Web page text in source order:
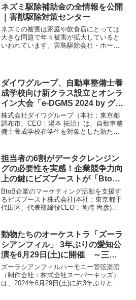
は、2024年4月26日(金)にサマーコレクシ
ョンを発...
ネズミ駆除補助金の全情報を公開
｜害獣駆除対策センター
ネズミの被害は家庭や飲食店にとっては
大きな問題で年々被害が拡大していると
いわれています。害鳥駆除会社・ホーム
は、ネズミ被害に直面して...
ダイワグループ、自動車整備士養
成学校向け新クラス設立とオンラ
イン大会「e-DGMS 2024 by グラ
ンツーリスモ」を開催
株式会社ダイワグループ（本社：東京都
調布市、CEO：湯本 拓治）は、自動車整
備士養成学校在学生を対象とした新たな
PlayStation(R)5／...
担当者の6割がデータクレンジン
グの必要性を実感！企業競争力向
上の鍵にビズブーストが「BtoB
企業が抱える顧客データの課題調
査2024」公開
BtoB企業のマーケティング活動を支援す
るビズブースト株式会社(本社：東京都千
代田区、代表取締役CEO：岡崎 尚彦)
欠かせないデータクレンジング」を発表
しまし...
動物たちのオーケストラ「ズーラ
シアンフィル」 3年ぶりの愛知公
演を6月29日(土)に開催 ～三世
代一緒に鑑賞できるシンフォニッ
ク童謡の世界～
ズーラシアンフィルハーモニー管弦楽団
（制作会社：株式会社スーパーキッズ）
は、2024年6月29日(土)に約3年ぶりとな